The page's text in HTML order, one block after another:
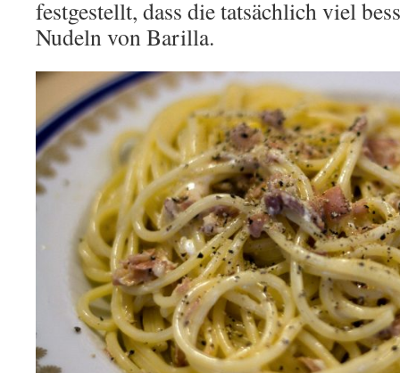
festgestellt, dass die tatsächlich viel
Nudeln von Barilla.